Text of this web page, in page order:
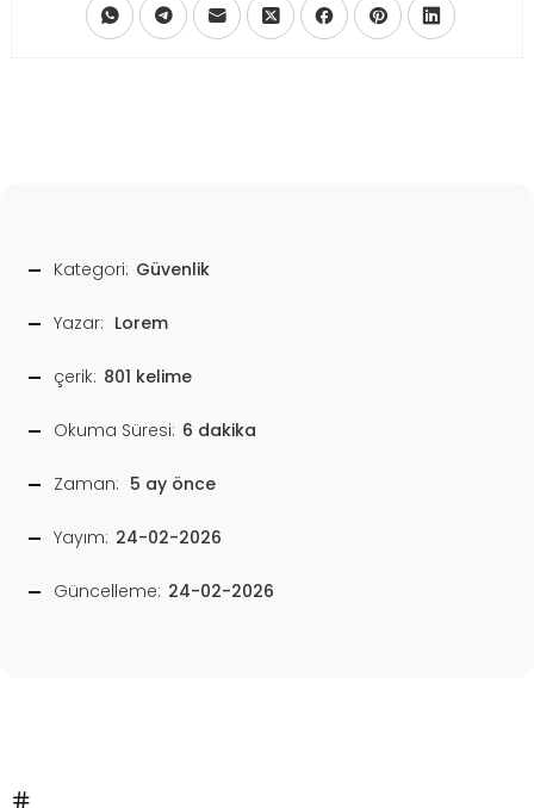
Kategori: Güvenlik
Yazar: Lorem
çerik: 801 kelime
Okuma Süresi: 6 dakika
Zaman: 5 ay önce
Yayım: 24-02-2026
Güncelleme: 24-02-2026